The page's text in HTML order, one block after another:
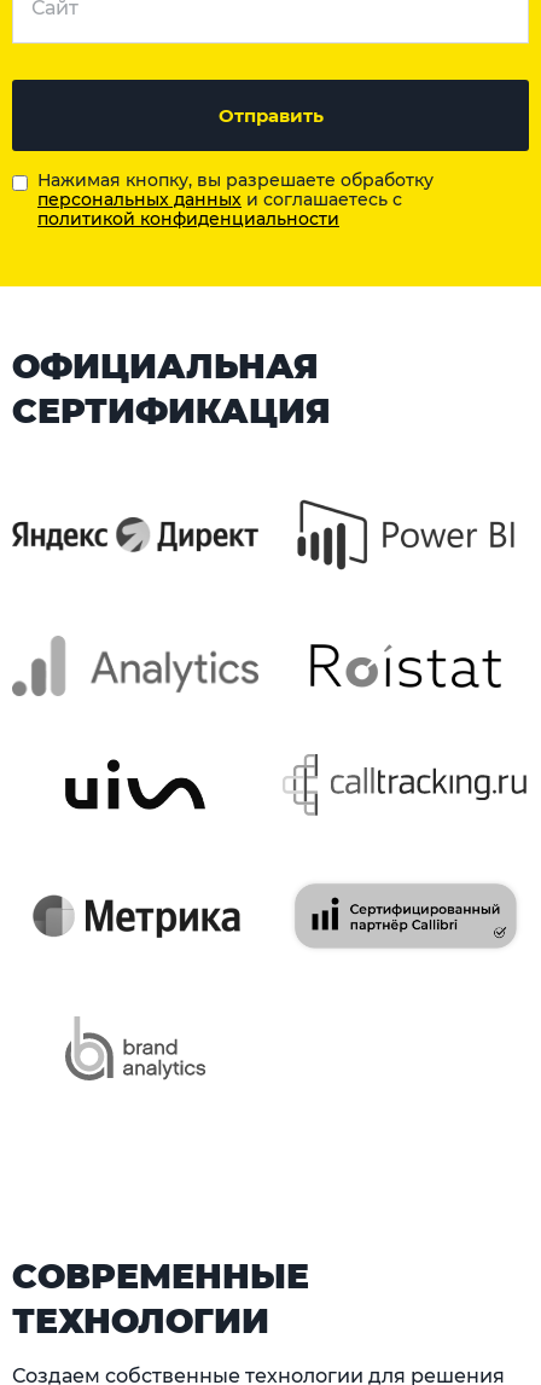
Отправить
Нажимая кнопку, вы разрешаете обработку
персональных данных и соглашаетесь с
политикой конфиденциальности
ОФИЦИАЛЬНАЯ
СЕРТИФИКАЦИЯ
СОВРЕМЕННЫЕ
ТЕХНОЛОГИИ
Создаем собственные технологии для решения